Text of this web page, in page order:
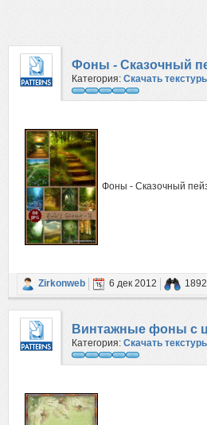
Фоны - Сказочный
Категория: Скачать
Фоны - Сказочный
Zirkonweb 6 дек 2012 1892
Винтажные фоны с
Категория: Скачать